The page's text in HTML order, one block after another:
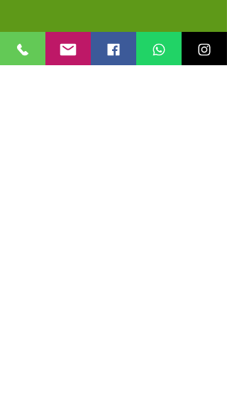
Wichtige